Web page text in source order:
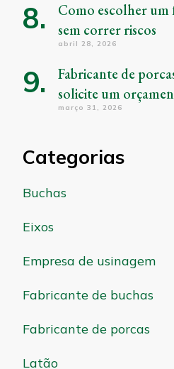
Como escolher um
sem correr riscos
abril 28, 2026
Fabricante de
solicite um
março 31, 2026
Categorias
Buchas
Eixos
Empresa de usinagem
Fabricante de buchas
Fabricante de porcas
Latão